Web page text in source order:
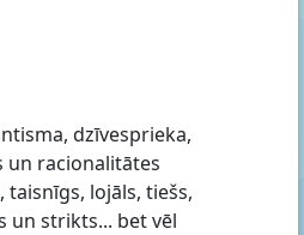
dzīvesprieka,
un racionalitātes
taisnīgs, lojāls, tiešs,
un strikts... bet vēl